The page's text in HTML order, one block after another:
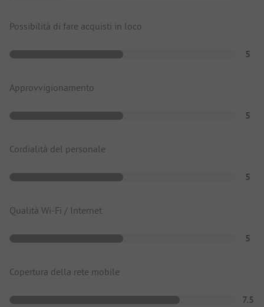
Possibilità di fare acquisti in loco
5
Approvvigionamento
5
Cordialità del personale
5
Qualità Wi-Fi / Internet
5
Copertura della rete mobile
7.5